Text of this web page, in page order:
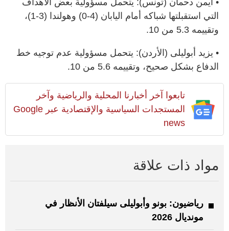
• أيمن دحمان (تونس): يتحمل مسؤولية بعض الأهداف
التي استقبلتها شباكه أمام اليابان (4-0) وهولندا (3-1)،
وتقييمه 5.3 من 10.
• يزيد أبوليلى (الأردن): يتحمل مسؤولية عدم توجيه خط
الدفاع بشكل صحيح، وتقييمه 5.6 من 10.
تابعوا آخر أخبارنا المحلية والرياضية وآخر
المستجدات السياسية والإقتصادية عبر Google
news
مواد ذات علاقة
رياضيون: بونو وأبوليلى سيلفتان الأنظار في
مونديال 2026